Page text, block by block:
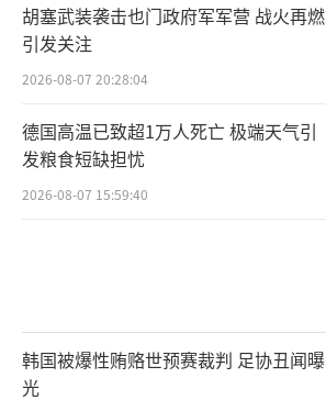
胡塞武装袭击也门政府军军营 战火再燃
引发关注
2026-08-07 20:28:04
德国高温已致超1万人死亡 极端天气引
发粮食短缺担忧
2026-08-07 15:59:40
韩国被爆性贿赂世预赛裁判 足协丑闻曝
光